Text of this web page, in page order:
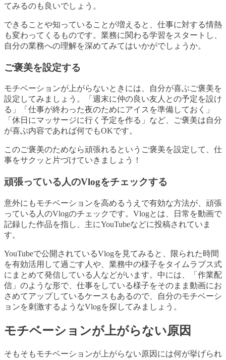
てみるのも良いでしょう。
できることや知っていることが増えると、仕事に対する情熱
も変わってくるものです。業務に関わる学習をスタートし、
自分の業務への理解を深めてみてはいかがでしょうか。
ご褒美を設定する
モチベーションが上がらないときには、自分が喜ぶご褒美を
設定してみましょう。「週末に仲の良い友人との予定を設け
る」「仕事が終わった夜のためにアイスを準備しておく」
「休日にマッサージに行く予定を作る」など、ご褒美は自分
が喜ぶ内容であれば何でもOKです。
このご褒美のためなら頑張れるというご褒美を設定して、仕
事をサクッと片づけていきましょう！
頑張っている人のVlogをチェックする
意外にもモチベーションを高めるうえで有効な方法が、頑張
っている人のVlogのチェックです。Vlogとは、日常を動画で
記録した作品を指し、主にYouTubeなどに投稿されていま
す。
YouTubeで公開されているVlogを見てみると、限られた時間
を有効活用して過ごす人や、業務中の様子をタイムラプス式
にまとめて発信している人などがいます。中には、「作業配
信」のような形で、仕事をしている様子をそのまま動画にお
さめてアップしているケースもあるので、自分のモチベーシ
ョンを刺激するようなVlogを探してみましょう。
モチベーションが上がらない原因
そもそもモチベーションが上がらない原因には何が挙げられ